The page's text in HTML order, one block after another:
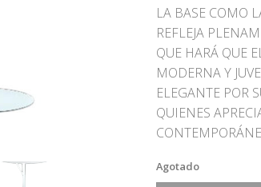
LA BASE COMO
REFLEJA
QUE HARÁ QUE
MODERNA Y
ELEGANTE POR
QUIENES
Agotado